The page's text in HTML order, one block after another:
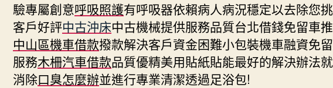
驗專屬創意呼吸照護有呼吸器依賴病人病況穩定以去除您
客戶好評中古沖床中古機械提供服務品質台北借錢免留車
中山區機車借款撥款解決客戶資金困難小包裝機車融資免
服務木柵汽車借款品質優精美用貼紙貼能最好的解決辦法
消除口臭怎麼辦並進行專業清潔透過足浴包!